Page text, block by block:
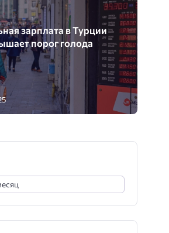
зарплата в Турции
порог голода